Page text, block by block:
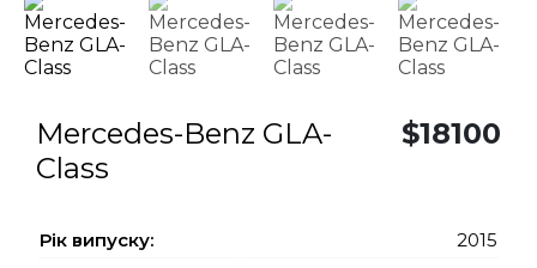
Mercedes-Benz GLA-
Class
$18100
Рiк випуску:
2015